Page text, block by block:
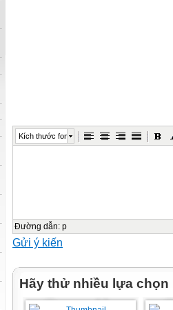
Kích thước font
Đường dẫn: p
Gửi ý kiến
Hãy thử nhiều lựa chọn